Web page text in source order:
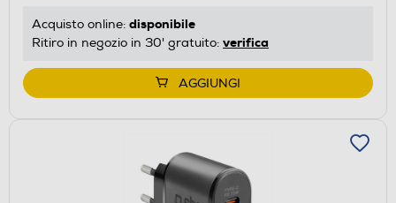
Acquisto online: disponibile
Ritiro in negozio in 30' gratuito: verifica
AGGIUNGI